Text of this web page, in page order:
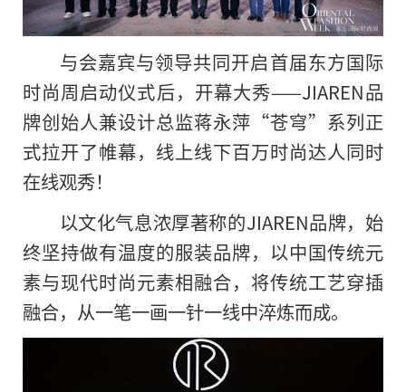
与会嘉宾与领导共同开启首届东方国际
时尚周启动仪式后，开幕大秀——JIAREN品
牌创始人兼设计总监蒋永萍“苍穹”系列正
式拉开了帷幕，线上线下百万时尚达人同时
在线观秀！
以文化气息浓厚著称的JIAREN品牌，始
终坚持做有温度的服装品牌，以中国传统元
素与现代时尚元素相融合，将传统工艺穿插
融合，从一笔一画一针一线中淬炼而成。